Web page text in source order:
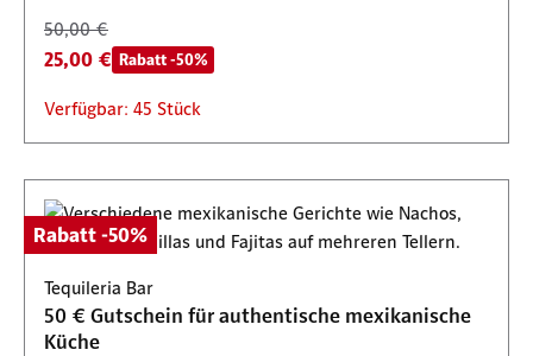
50,00 €
25,00 € Rabatt -50%
Verfügbar: 45 Stück
Rabatt -50%
Tequileria Bar
50 € Gutschein für authentische mexikanische
Küche